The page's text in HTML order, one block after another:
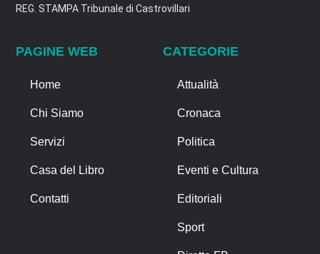
REG. STAMPA Tribunale di Castrovillari
PAGINE WEB
Home
Chi Siamo
Servizi
Casa del Libro
Contatti
CATEGORIE
Attualità
Cronaca
Politica
Eventi e Cultura
Editoriali
Sport